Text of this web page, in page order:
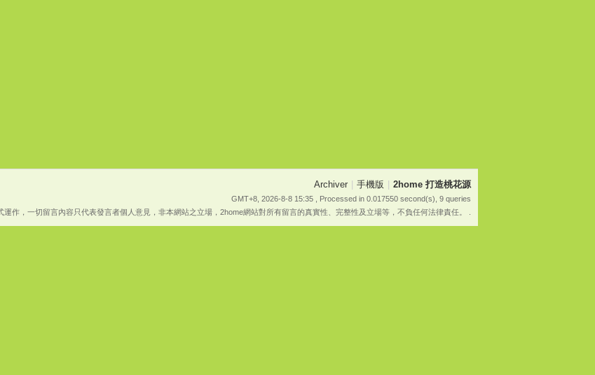
Archiver | 手機版 | 2home 打造桃花源
GMT+8, 2026-8-8 15:35 , Processed in 0.017550 second(s), 9 queries
作，一切留言內容只代表發言者個人意見，非本網站之立場，2home網站對所有留言的真實性、完整性及立場等，不負任何法律責任。 .